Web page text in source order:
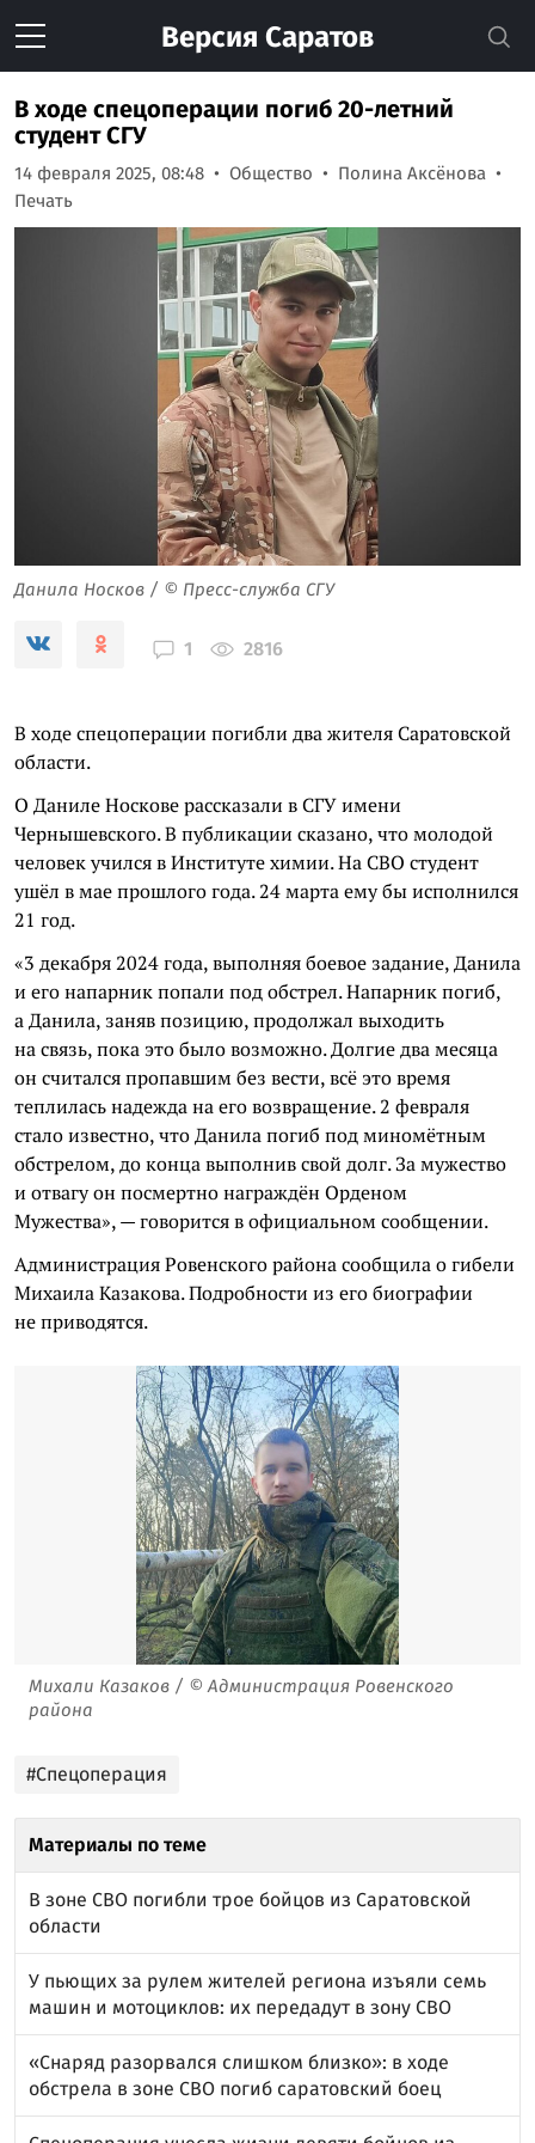
Версия Саратов
В ходе спецоперации погиб 20-летний
студент СГУ
14 февраля 2025, 08:48 Общество
Полина Аксёнова
Печать
Данила Носков / © Пресс-служба СГУ
1 2816
В ходе спецоперации погибли два жителя Саратовской
области.
О Даниле Носкове рассказали в СГУ имени
Чернышевского. В публикации сказано, что молодой
человек учился в Институте химии. На СВО студент
ушёл в мае прошлого года. 24 марта ему бы исполнился
21 год.
«3 декабря 2024 года, выполняя боевое задание, Данила
и его напарник попали под обстрел. Напарник погиб,
а Данила, заняв позицию, продолжал выходить
на связь, пока это было возможно. Долгие два месяца
он считался пропавшим без вести, всё это время
теплилась надежда на его возвращение. 2 февраля
стало известно, что Данила погиб под миномётным
обстрелом, до конца выполнив свой долг. За мужество
и отвагу он посмертно награждён Орденом
Мужества», — говорится в официальном сообщении.
Администрация Ровенского района сообщила о гибели
Михаила Казакова. Подробности из его биографии
не приводятся.
Михали Казаков / © Администрация Ровенского
района
#Спецоперация
Материалы по теме
В зоне СВО погибли трое бойцов из Саратовской
области
У пьющих за рулем жителей региона изъяли семь
машин и мотоциклов: их передадут в зону СВО
«Снаряд разорвался слишком близко»: в ходе
обстрела в зоне СВО погиб саратовский боец